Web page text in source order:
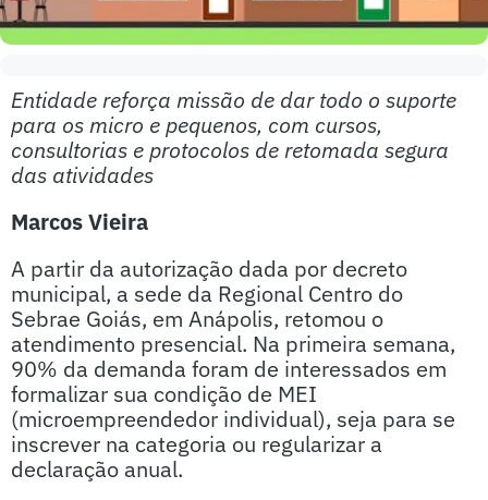
Entidade reforça missão de dar todo o suporte
para os micro e pequenos, com cursos,
consultorias e protocolos de retomada segura
das atividades
Marcos Vieira
A partir da autorização dada por decreto
municipal, a sede da Regional Centro do
Sebrae Goiás, em Anápolis, retomou o
atendimento presencial. Na primeira semana,
90% da demanda foram de interessados em
formalizar sua condição de MEI
(microempreendedor individual), seja para se
inscrever na categoria ou regularizar a
declaração anual.